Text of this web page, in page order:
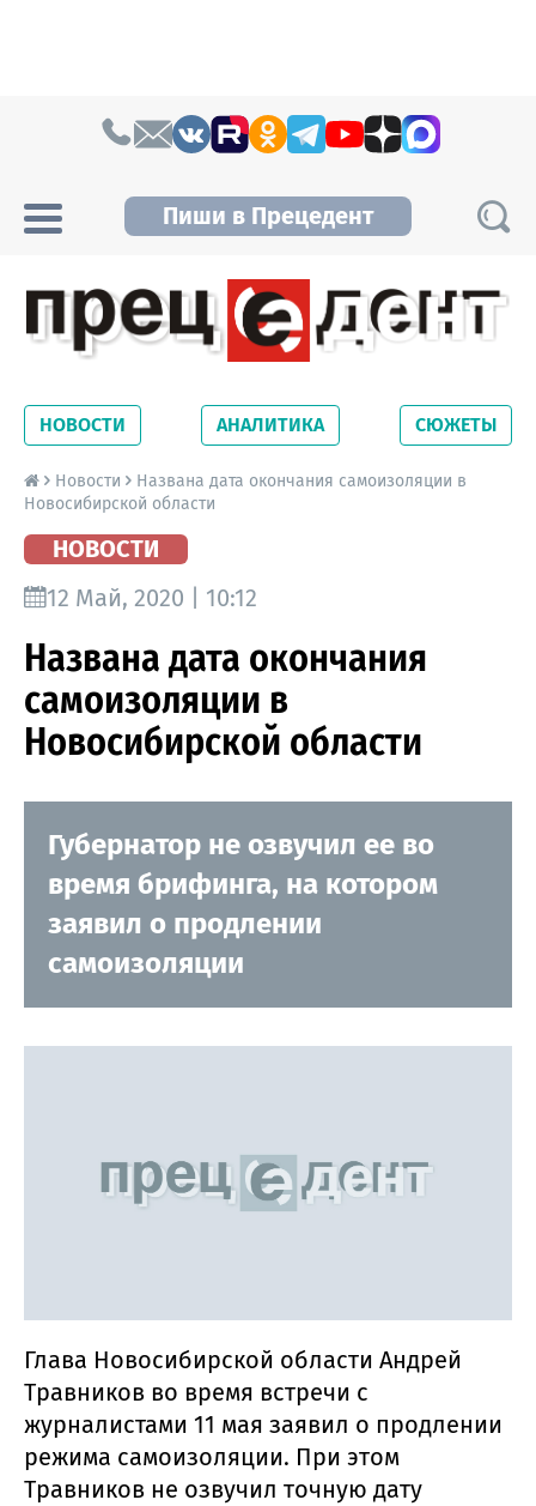
Пиши в Прецедент
Новосибирской области. Читайте свежие
новости на сайте сетевого издания
Precedent.
НОВОСТИ АНАЛИТИКА СЮЖЕТЫ
Новости
Названа дата окончания самоизоляции в
Новосибирской области
НОВОСТИ
12 Май, 2020 | 10:12
Названа дата окончания
самоизоляции в
Новосибирской области
Губернатор не озвучил ее во
время брифинга, на котором
заявил о продлении
самоизоляции
Глава Новосибирской области Андрей
Травников во время встречи с
журналистами 11 мая заявил о продлении
режима самоизоляции. При этом
Травников не озвучил точную дату